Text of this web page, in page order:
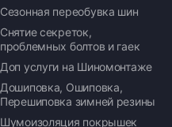
Сезонная переобувка шин
Снятие секреток,
проблемных болтов и гаек
Доп услуги на Шиномонтаже
Дошиповка, Ошиповка,
Перешиповка зимней резины
Шумоизоляция покрышек